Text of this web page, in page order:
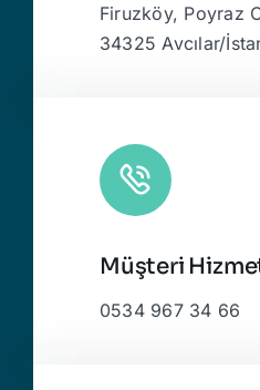
Firuzköy, Poyraz
34325 Avcılar/
Müşteri
0534 967 34 66